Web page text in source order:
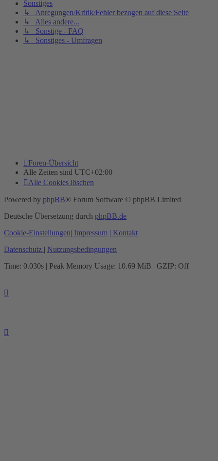
Sonstiges
↳ Anregungen/Kritik/Fehler bezogen auf diese Seite
↳ Alles andere...
↳ Sonstige - FAQ
↳ Sonstiges - Umfragen
Foren-Übersicht
Alle Zeiten sind UTC+02:00
Alle Cookies löschen
Powered by phpBB® Forum Software © phpBB Limited
Deutsche Übersetzung durch phpBB.de
Cookie-Einstellungen| Impressum | Kontakt
Datenschutz | Nutzungsbedingungen
Time: 0.030s | Peak Memory Usage: 10.69 MiB | GZIP: Off